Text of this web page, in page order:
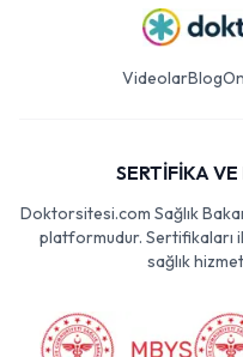
VideolarBlog
SERTİFİKA
Doktorsitesi.com Sağlık
platformudur. Sertifikaları
sağlık